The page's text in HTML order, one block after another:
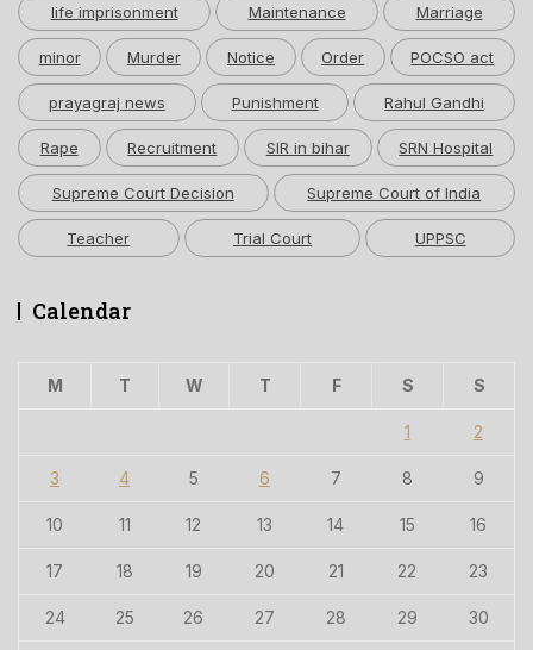
life imprisonment Maintenance Marriage
minor Murder Notice Order POCSO act
prayagraj news Punishment Rahul Gandhi
Rape Recruitment SIR in bihar SRN Hospital
Supreme Court Decision Supreme Court of India
Teacher Trial Court UPPSC
Calendar
M T W T F S S
1 2
3 4 5 6 7 8 9
10 11 12 13 14 15 16
17 18 19 20 21 22 23
24 25 26 27 28 29 30